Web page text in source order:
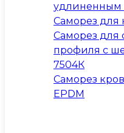
удлиненным
Саморез для
Саморез для
профиля с
7504К
Саморез
EPDM